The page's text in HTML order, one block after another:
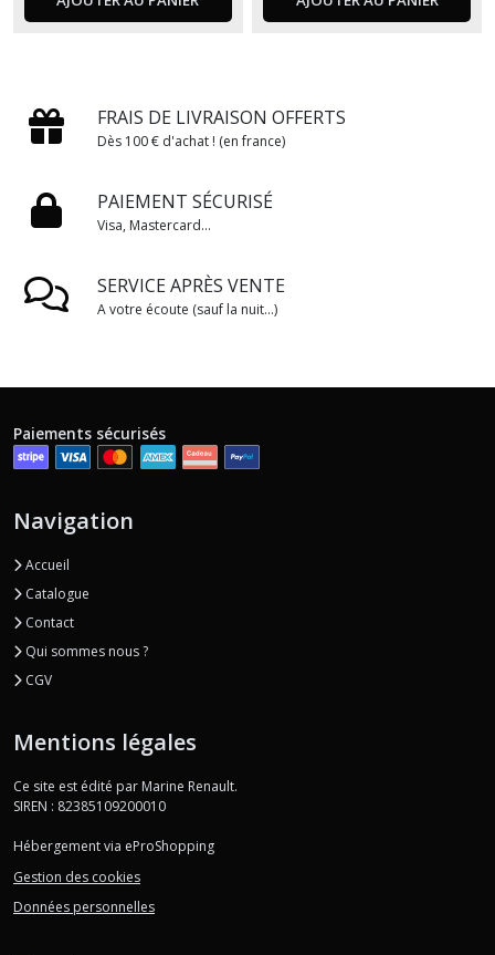
FRAIS DE LIVRAISON OFFERTS
Dès 100 € d'achat ! (en france)
PAIEMENT SÉCURISÉ
Visa, Mastercard...
SERVICE APRÈS VENTE
A votre écoute (sauf la nuit...)
Paiements sécurisés
Navigation
Accueil
Catalogue
Contact
Qui sommes nous ?
CGV
Mentions légales
Ce site est édité par Marine Renault.
SIREN : 82385109200010
Hébergement via eProShopping
Gestion des cookies
Données personnelles